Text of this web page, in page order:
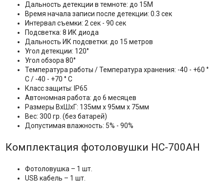
Дальность детекции в темноте: до 15M
Время начала записи после детекции: 0.3 сек
Интервал съемки: 2 сек - 90 сек
Подсветка: 8 ИК диода
Дальность ИК подсветки: до 15 метров
Угол детекции: 120°
Угол обзора 80°
Температура работы / Температура хранения: -40 - +60 °
C / -40 - +70 ° C
Класс защиты: IP65
Автономная работа: до 6 месяцев
Размеры ВхШхГ: 135мм x 95мм x 75мм
Вес: 300 гр. (без батарей)
Допустимая влажность: 5% - 90%
Комплектация фотоловушки HC-700AH
Фотоловушка – 1 шт.
USB кабель – 1 шт.